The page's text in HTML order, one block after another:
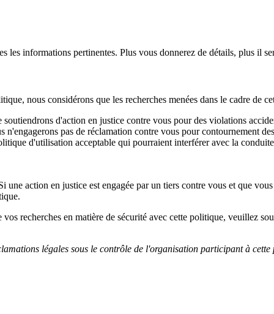
les informations pertinentes. Plus vous donnerez de détails, plus il
nous considérons que les recherches menées dans le cadre de
d'action en justice contre vous pour des violations
pas de réclamation contre vous pour contournement
d'utilisation acceptable qui pourraient interférer avec la
action en justice est engagée par un tiers contre vous et que
recherches en matière de sécurité avec cette politique, veuillez
légales sous le contrôle de l'organisation participant à